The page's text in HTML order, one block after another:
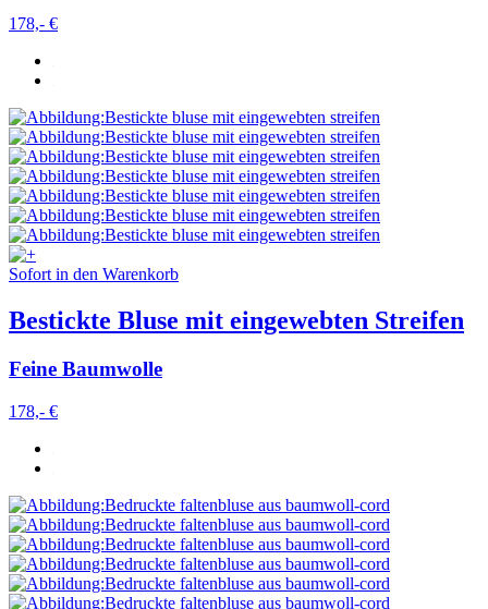
178,- €
Sofort in den Warenkorb
Bestickte Bluse mit eingewebten Streifen
Feine Baumwolle
178,- €